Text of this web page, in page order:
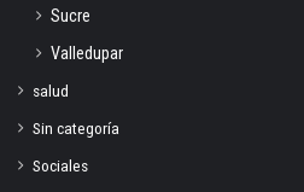
Sucre
Valledupar
salud
Sin categoría
Sociales